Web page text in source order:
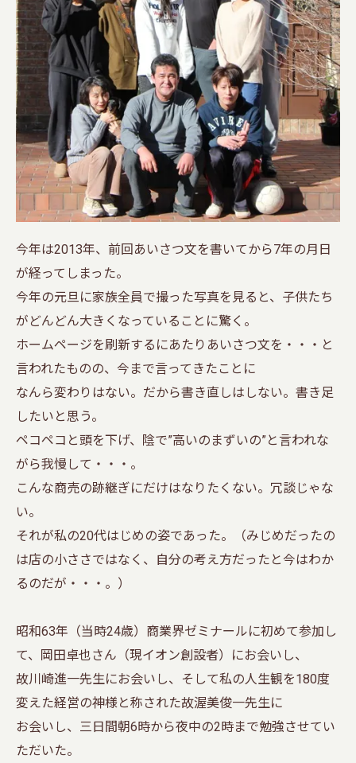
今年は2013年、前回あいさつ文を書いてから7年の月日
が経ってしまった。
今年の元旦に家族全員で撮った写真を見ると、子供たち
がどんどん大きくなっていることに驚く。
ホームページを刷新するにあたりあいさつ文を・・・と
言われたものの、今まで言ってきたことに
なんら変わりはない。だから書き直しはしない。書き足
したいと思う。
ペコペコと頭を下げ、陰で”高いのまずいの”と言われな
がら我慢して・・・。
こんな商売の跡継ぎにだけはなりたくない。冗談じゃな
い。
それが私の20代はじめの姿であった。（みじめだったの
は店の小ささではなく、自分の考え方だったと今はわか
るのだが・・・。）
昭和63年（当時24歳）商業界ゼミナールに初めて参加し
て、岡田卓也さん（現イオン創設者）にお会いし、
故川崎進一先生にお会いし、そして私の人生観を180度
変えた経営の神様と称された故渥美俊一先生に
お会いし、三日間朝6時から夜中の2時まで勉強させてい
ただいた。